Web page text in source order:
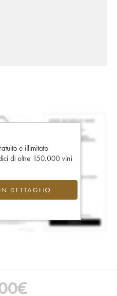
e illimitato
di oltre 150.000 vini
DETTAGLIO
€